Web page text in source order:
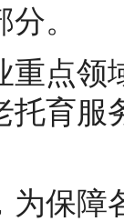
。
重点领
托育服
为保